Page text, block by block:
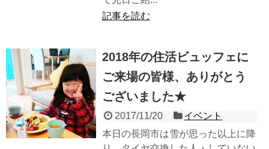
記事を読む
2018年の住活ビュッフェに
ご来場の皆様、ありがとう
ございました★
2017/11/20
イベント
本日の長岡市は雪が思った以上に降